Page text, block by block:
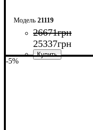
21119
26671грн
25337грн
-5%